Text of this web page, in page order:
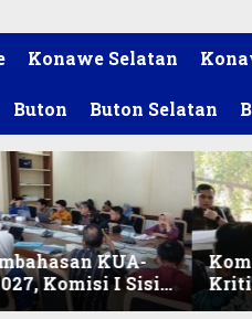
Konawe Selatan
Buton Buton Selatan
KUA-
Komisi I Sisir
Prioritas